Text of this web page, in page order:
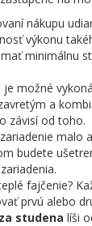
nákupu
výkonu
minimálnu
je možné
a
závisí od toho.
malo
budete
fajčenie?
prvú alebo
studena líši